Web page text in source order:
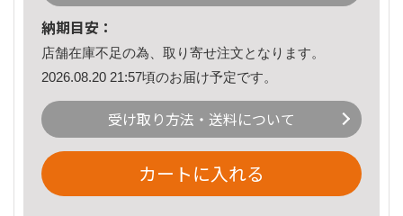
納期目安：
店舗在庫不足の為、取り寄せ注文となります。
2026.08.20 21:57頃のお届け予定です。
受け取り方法・送料について
カートに入れる